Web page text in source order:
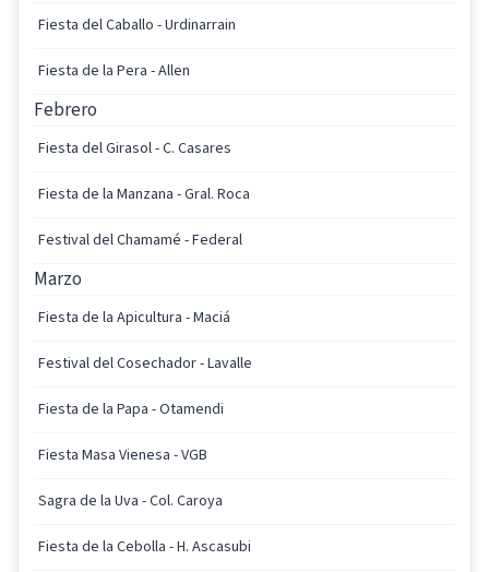
Fiesta del Caballo - Urdinarrain
Fiesta de la Pera - Allen
Febrero
Fiesta del Girasol - C. Casares
Fiesta de la Manzana - Gral. Roca
Festival del Chamamé - Federal
Marzo
Fiesta de la Apicultura - Maciá
Festival del Cosechador - Lavalle
Fiesta de la Papa - Otamendi
Fiesta Masa Vienesa - VGB
Sagra de la Uva - Col. Caroya
Fiesta de la Cebolla - H. Ascasubi